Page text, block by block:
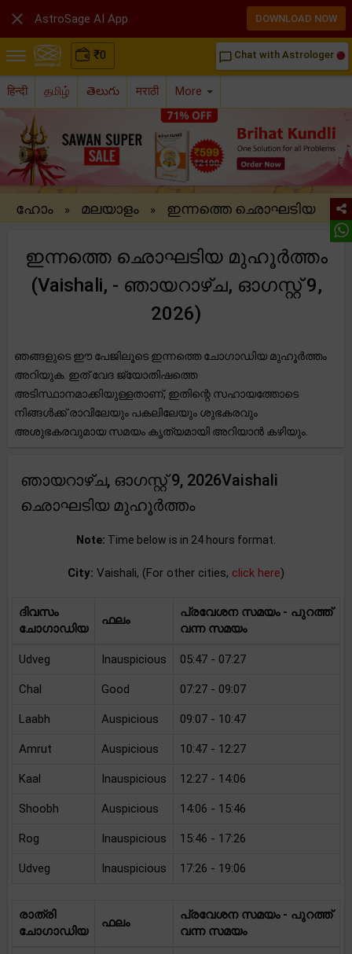
₹0 chat_bubble_outline Chat with Astrologer
हिन्दी தமிழ் తెలుగు मराठी More
ഹോം » മലയാളം » ഇന്നത്തെ ഛൊഘടിയ
ഇന്നത്തെ ഛൊഘടിയ മുഹൂർത്തം
(Vaishali, - ഞായറാഴ്ച, ഓഗസ്റ്റ് 9,
2026)
ഞങ്ങളുടെ ഈ പേജിലൂടെ ഇന്നത്തെ ചോഗാഡിയ മുഹൂർത്തം
അറിയുക. ഇത് വേദ ജ്യോതിഷത്തെ
അടിസ്ഥാനമാക്കിയുള്ളതാണ്, ഇതിന്റെ സഹായത്തോടെ
നിങ്ങൾക്ക് രാവിലേയും പകലിലേയും ശുഭകരവും
അശുഭകരവുമായ സമയം കൃത്യമായി അറിയാൻ കഴിയും.
ഞായറാഴ്ച, ഓഗസ്റ്റ് 9, 2026Vaishali
ഛൊഘടിയ മുഹൂർത്തം
Note: Time below is in 24 hours format.
City: Vaishali, (For other cities, click here)
ദിവസം
ചോഗാഡിയ
ഫലം
പ്രവേശന സമയം - പുറത്ത്
വന്ന സമയം
Udveg Inauspicious 05:47 - 07:27
Chal Good 07:27 - 09:07
Laabh Auspicious 09:07 - 10:47
Amrut Auspicious 10:47 - 12:27
Kaal Inauspicious 12:27 - 14:06
Shoobh Auspicious 14:06 - 15:46
Rog Inauspicious 15:46 - 17:26
Udveg Inauspicious 17:26 - 19:06
രാത്രി
ചോഗാഡിയ
ഫലം
പ്രവേശന സമയം - പുറത്ത്
വന്ന സമയം
 AstroSage AI App DOWNLOAD NOW